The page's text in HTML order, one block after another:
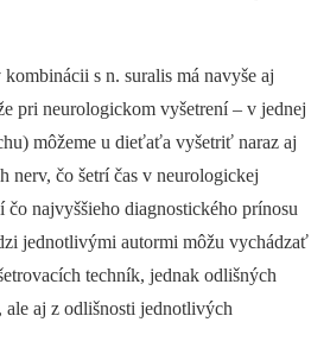
s n. suralis má navyše aj
pri neurologickom vyšetrení –⁠ v jednej
môžeme u dieťaťa vyšetriť naraz aj
nerv, čo šetrí čas v neurologickej
naj­vyššieho diagnostického prínosu
jednotlivými autormi môžu vychádzať
techník, jednak odlišných
aj z odlišnosti jednotlivých